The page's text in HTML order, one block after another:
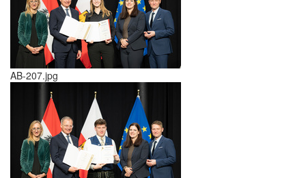
AB-207.jpg